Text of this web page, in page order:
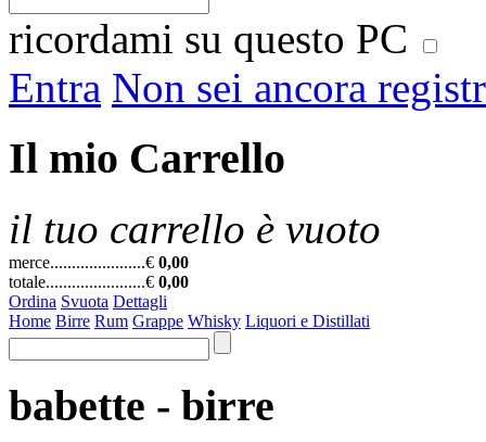
ricordami su questo PC
Entra Non sei ancora
Il mio Carrello
il tuo carrello è vuoto
merce......................€ 0,00
totale.......................€ 0,00
Ordina Svuota Dettagli
Home Birre Rum Grappe Whisky Liquori e Distillati
babette - birre